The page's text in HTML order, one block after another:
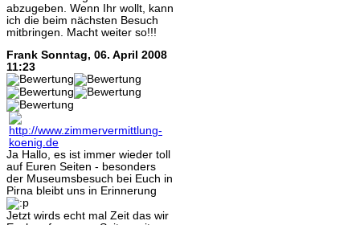
abzugeben. Wenn Ihr wollt, kann
ich die beim nächsten Besuch
mitbringen. Macht weiter so!!!
Frank Sonntag, 06. April 2008
11:23
Ja Hallo, es ist immer wieder toll
auf Euren Seiten - besonders
der Museumsbesuch bei Euch in
Pirna bleibt uns in Erinnerung
Jetzt wirds echt mal Zeit das wir